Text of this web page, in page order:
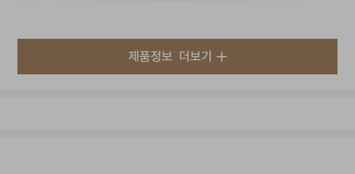
제품정보 더보기